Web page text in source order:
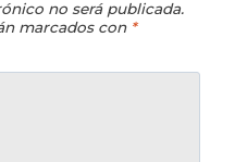
no será publicada.
marcados con *